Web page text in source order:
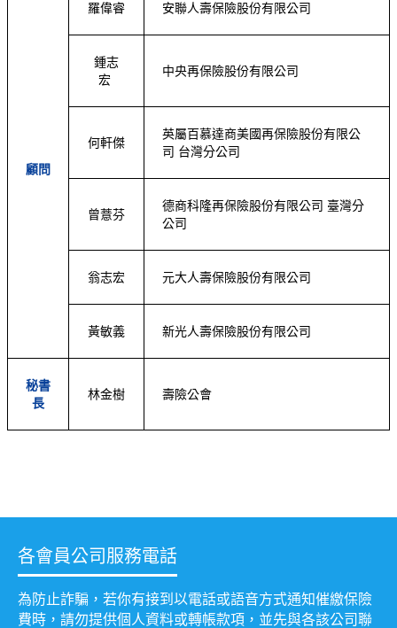
顧問
羅偉睿 安聯人壽保險股份有限公司
鍾志
宏
中央再保險股份有限公司
何軒傑
英屬百慕達商美國再保險股份有限公
司 台灣分公司
曾薏芬
德商科隆再保險股份有限公司 臺灣分
公司
翁志宏 元大人壽保險股份有限公司
黃敏義 新光人壽保險股份有限公司
秘書
長
林金樹 壽險公會
各會員公司服務電話
為防止詐騙，若你有接到以電話或語音方式通知催繳保險
費時，請勿提供個人資料或轉帳款項，並先與各該公司聯